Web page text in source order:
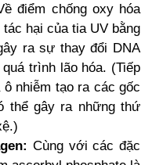
điểm chống oxy hóa
hại của tia UV bằng
ra sự thay đổi DNA
trình lão hóa. (Tiếp
nhiễm tạo ra các gốc
thể gây ra những thứ
Cùng với các đặc